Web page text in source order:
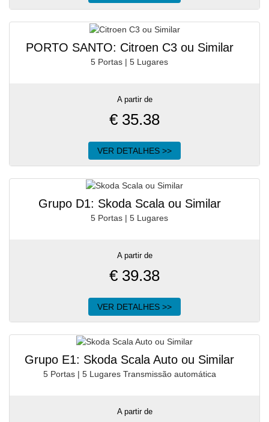
PORTO SANTO: Citroen C3 ou Similar
5 Portas | 5 Lugares
A partir de
€ 35.38
VER DETALHES >>
Grupo D1: Skoda Scala ou Similar
5 Portas | 5 Lugares
A partir de
€ 39.38
VER DETALHES >>
Grupo E1: Skoda Scala Auto ou Similar
5 Portas | 5 Lugares Transmissão automática
A partir de